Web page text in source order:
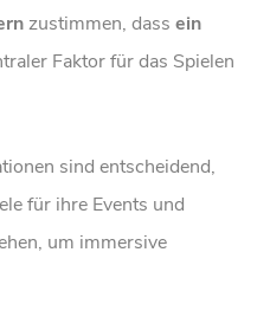
zustimmen, dassein
Faktor für das Spielen
sind entscheidend,
für ihre Events und
um immersive